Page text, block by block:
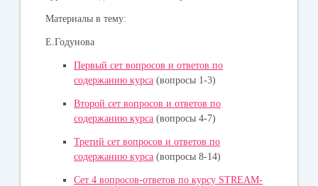
Материалы в тему:
Е.Годунова
Первый сет вопросов и ответов по
содержанию курса (вопросы 1-3)
Второй сет вопросов и ответов по
содержанию курса (вопросы 4-7)
Третий сет вопросов и ответов по
содержанию курса (вопросы 8-14)
Сет 4 вопросов-ответов по курсу STREAM-